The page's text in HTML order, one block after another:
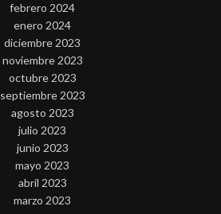
febrero 2024
enero 2024
diciembre 2023
noviembre 2023
octubre 2023
septiembre 2023
agosto 2023
julio 2023
junio 2023
mayo 2023
abril 2023
marzo 2023